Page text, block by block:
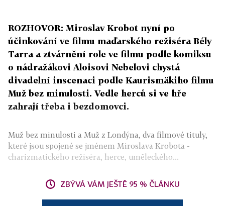
ROZHOVOR: Miroslav Krobot nyní po
účinkování ve filmu maďarského režiséra Bély
Tarra a ztvárnění role ve filmu podle komiksu
o nádražákovi Aloisovi Nebelovi chystá
divadelní inscenaci podle Kaurismäkiho filmu
Muž bez minulosti. Vedle herců si ve hře
zahrají třeba i bezdomovci.
Muž bez minulosti a Muž z Londýna, dva filmové tituly,
které jsou spojené se jménem Miroslava Krobota -
charizmatického režiséra, herce, uměleckého...
ZBÝVÁ VÁM JEŠTĚ 95 % ČLÁNKU